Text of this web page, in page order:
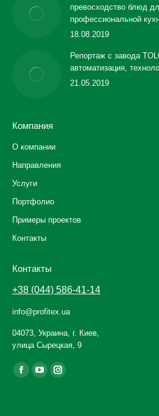
превосходство блюд
профессиональной
18.08.2019
Репортаж с завода
автоматизация,
21.05.2019
Компания
О компании
Направления
Услуги
Портфолио
Примеры проектов
Контакты
Контакты
+38 (044) 586-41-14
info@profitex.ua
04073, Украина, г. Киев,
улица Сырецкая, 9
Ищите нас:
Facebook
YouTubeInstagram